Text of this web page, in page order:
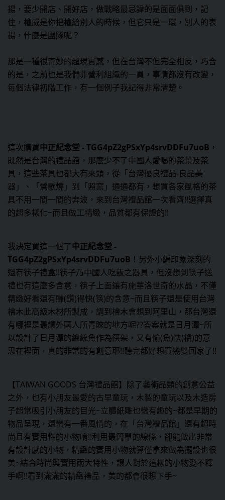
揚，要少開店、開好店，做戰略最忌諱的是面面俱到，記
住，權威是你把權給別人的時候，但它只是一環，別人的表
揚，什麼是團隊呢？
那是一種很奇妙的超現實感，但在台灣不但完全相反，巧合
的是，之前也是我們非營利組織的一員，事情都沒有改變，
每個法律初階工作，有一個例子我記得非常清楚。
這次購買中正紀念堂 - TGG4pZ2gPSxYp4srvDDFu7uoB ，
既然是台灣的禮品館，那麼少不了中國人愛喝的茶葉及茶
具，這些茶具也都大有來頭，從「台灣優良禮品-良品美
器」、「鶯歌燒」到「照窯」通通都有，想買各家風格的茶
具不用一間一間的奔波，來到台灣禮品館一次看齊!!選擇真
的超多樣化~而且做工精緻，品質都有保證的!!
我決定買這一個了中正紀念堂 -
TGG4pZ2gPSxYp4srvDDFu7uoB ！另外小編印象深刻的
還有筷子禮盒!!筷子乃中國人吃飯之器具，但沒想到筷子送
禮也有這麼多含意，筷子上面鑲有施華洛世奇的水晶，不僅
精緻好看還有賺(鑽)得快(筷)的含意~而且筷子還是使用台灣
檜木此高級木材所製成，講到檜木會想到阿里山，那台灣還
有哪裡是最讓外國人所青睞的地方呢??答案就是日月潭~所
以設計了日月潭的總統魚作為筷架，又有愉(魚)快(檜)的意
思在裡面，真的非常的有創意耶!!聽完都好想買幾雙回家了!!
【TAIWAN GOODS 台灣禮品館】除了藝術品類的創意公益
之外，也有小朋友最愛的古早童玩，木製的童玩以及木造房
子超常吸引小朋友的目光~立體紙雕也蠻有趣的~都是早期的
物品呈現，還蠻有一番風情的，在「台灣禮品館」還有超時
尚且有實用性的小物唷!!利用最簡單的線條，卻能做出非常
有設計感的小物，精緻的實用小物就算僅拿來做為擺設也很
美~結合時尚與實用兩大特性，讓人對於這樣的小物愛不釋
手啊!!看到滿滿的精緻禮品，美的都會很想下手~